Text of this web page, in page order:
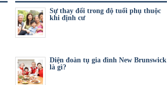
Sự thay đổi trong độ tuổi phụ thuộc
khi định cư
Diện đoàn tụ gia đình New Brunswick
là gì?